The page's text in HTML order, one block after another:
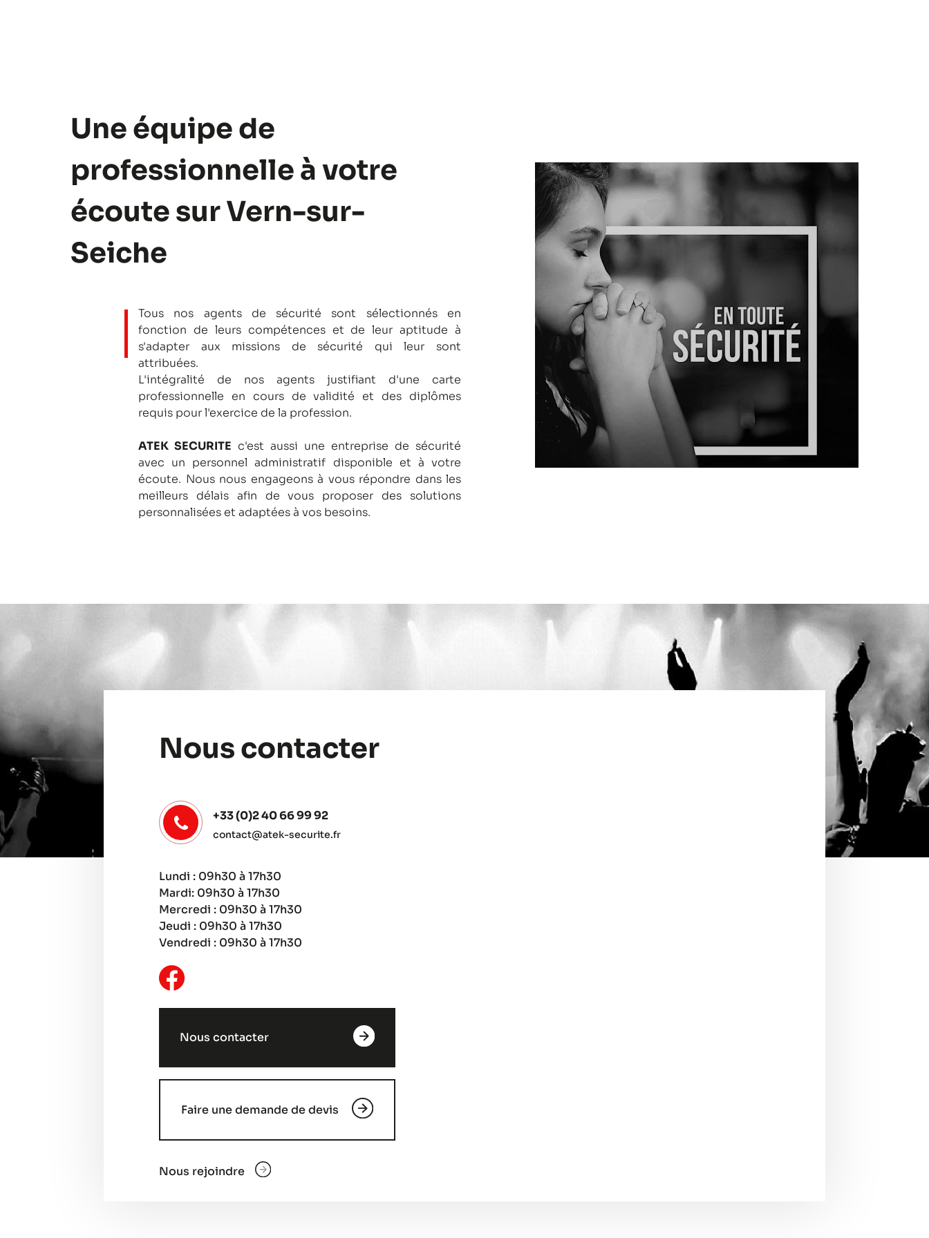
Une équipe de
professionnelle à votre
écoute sur Vern-sur-
Seiche
Tous nos agents de sécurité sont sélectionnés en
fonction de leurs compétences et de leur aptitude à
s'adapter aux missions de sécurité qui leur sont
attribuées.
L'intégralité de nos agents justifiant d'une carte
professionnelle en cours de validité et des diplômes
requis pour l'exercice de la profession.
ATEK SECURITE c'est aussi une entreprise de sécurité
avec un personnel administratif disponible et à votre
écoute. Nous nous engageons à vous répondre dans les
meilleurs délais afin de vous proposer des solutions
personnalisées et adaptées à vos besoins.
Nous contacter
+33 (0)2 40 66 99 92
contact@atek-securite.fr
Lundi : 09h30 à 17h30
Mardi: 09h30 à 17h30
Mercredi : 09h30 à 17h30
Jeudi : 09h30 à 17h30
Vendredi : 09h30 à 17h30
Nous contacter
Faire une demande de devis
Nous rejoindre